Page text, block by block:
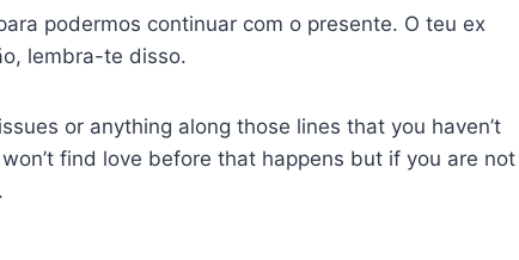
podermos continuar com o presente. O teu ex
lembra-te disso.
or anything along those lines that you haven’t
find love before that happens but if you are not